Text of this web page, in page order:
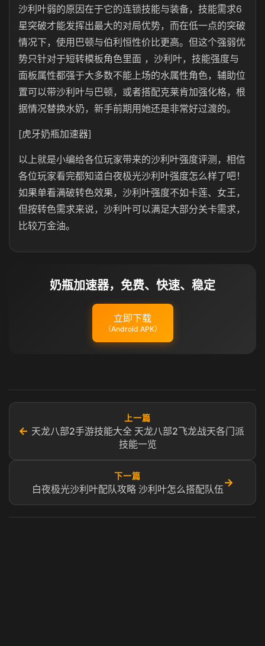
沙利叶弱的原因在于它的连锁技能与装备，技能需求6
星突破才能发挥出最大的对局优势，而在低一点的突破
情况下，使用巴顿与伯利恒性价比更高。但这个强弱优
势只针对于短转模板角色里面 ，沙利叶，技能强度与
面板属性都强于大多数不能上场的水属性角色，辅助位
置可以带沙利叶与巴顿，或者搭配克莱肯加强化格，根
据情况替换水奶，新手前期用她还是非常好过渡的。
[虎牙奶瓶加速器]
以上就是小编给各位玩家带来的沙利叶强度评测，相信
各位玩家看完都知道白夜极光沙利叶强度怎么样了吧！
如果单看满破转色效果，沙利叶强度不如卡莲、女王，
但按转色需求来说，沙利叶可以满足大部分关卡需求，
比较万金油。
奶瓶加速器，免费、快速、稳定
立即下载
（Android APK）
←
上一篇
天龙八部2手游技能大全 天龙八部2飞龙战天各门派
技能一览
下一篇
白夜极光沙利叶配队攻略 沙利叶怎么搭配队伍
→